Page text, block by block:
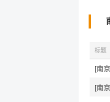
标题
[南
[南